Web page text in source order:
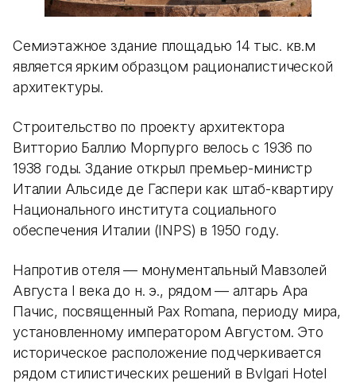
Семиэтажное здание площадью 14 тыс. кв.м
является ярким образцом рационалистической
архитектуры.
Строительство по проекту архитектора
Витторио Баллио Морпурго велось с 1936 по
1938 годы. Здание открыл премьер-министр
Италии Альсиде де Гаспери как штаб-квартиру
Национального института социального
обеспечения Италии (INPS) в 1950 году.
Напротив отеля — монументальный Мавзолей
Августа I века до н. э., рядом — алтарь Ара
Пачис, посвященный Pax Romana, периоду мира,
установленному императором Августом. Это
историческое расположение подчеркивается
рядом стилистических решений в Bvlgari Hotel